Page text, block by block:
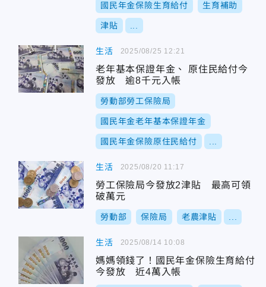
國民年金保險生育給付 生育補助
津貼
生活
老年基本保證年金、 原住民給付今
發放 逾8千元入帳
勞動部勞工保險局
國民年金老年基本保證年金
國民年金保險原住民給付
2025/08/25 12:21
生活
勞工保險局今發放2津貼 最高可領
破萬元
勞動部 保險局 老農津貼
2025/08/20 11:17
生活
媽媽領錢了！國民年金保險生育給付
今發放 近4萬入帳
2025/08/14 10:08